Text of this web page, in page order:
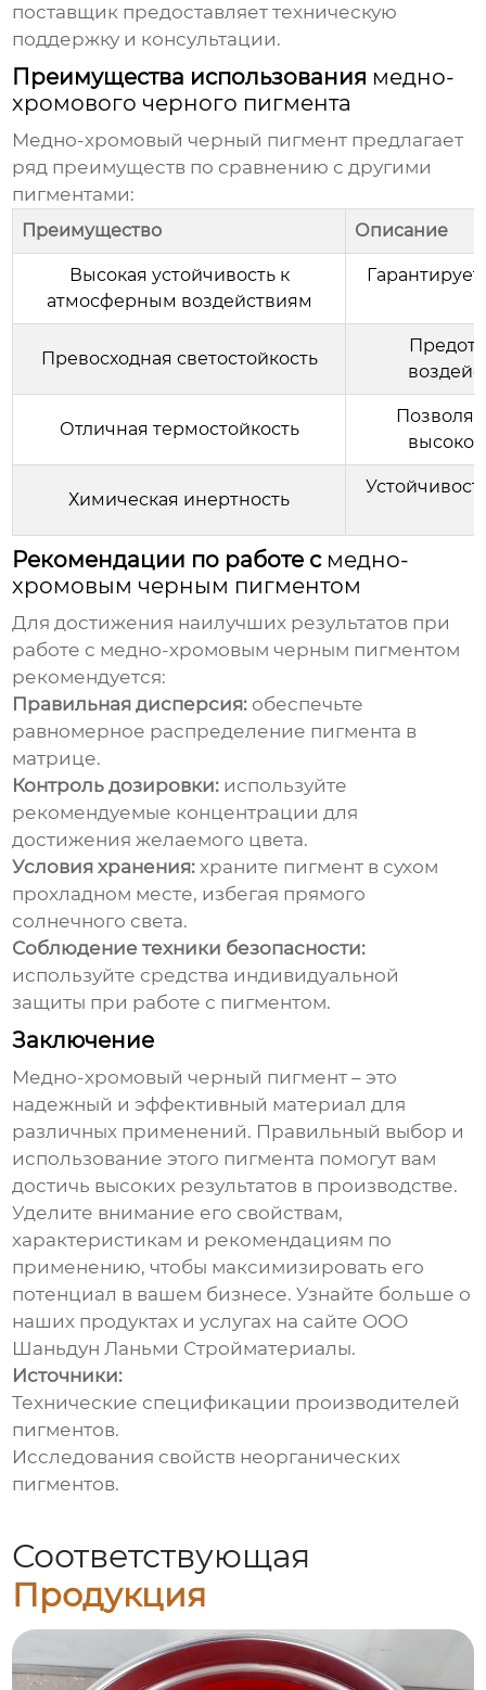
поставщик предоставляет техническую
поддержку и консультации.
Преимущества использования медно-
хромового черного пигмента
Медно-хромовый черный пигмент предлагает
ряд преимуществ по сравнению с другими
пигментами:
Преимущество Описание
Высокая устойчивость к
атмосферным воздействиям
Превосходная светостойкость
Отличная термостойкость
Химическая инертность
Рекомендации по работе с медно-
хромовым черным пигментом
Для достижения наилучших результатов при
работе с медно-хромовым черным пигментом
рекомендуется:
Правильная дисперсия: обеспечьте
равномерное распределение пигмента в
матрице.
Контроль дозировки: используйте
рекомендуемые концентрации для
достижения желаемого цвета.
Условия хранения: храните пигмент в сухом
прохладном месте, избегая прямого
солнечного света.
Соблюдение техники безопасности:
используйте средства индивидуальной
защиты при работе с пигментом.
Заключение
Медно-хромовый черный пигмент – это
надежный и эффективный материал для
различных применений. Правильный выбор и
использование этого пигмента помогут вам
достичь высоких результатов в производстве.
Уделите внимание его свойствам,
характеристикам и рекомендациям по
применению, чтобы максимизировать его
потенциал в вашем бизнесе. Узнайте больше о
наших продуктах и услугах на сайте ООО
Шаньдун Ланьми Стройматериалы.
Источники:
Технические спецификации производителей
пигментов.
Исследования свойств неорганических
пигментов.
Соответствующая
Продукция